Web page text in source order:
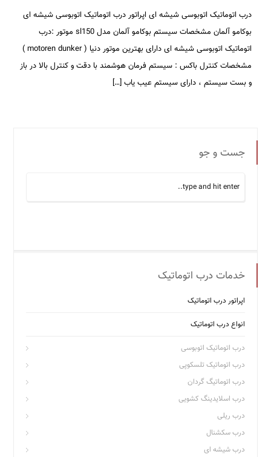
درب اتوماتیک اتوبوسی شیشه ای اپراتور درب اتوماتیک اتوبوسی شیشه ای
بوکامو آلمان مشخصات سیستم بوکامو آلمان مدل sl150 موتور :درب
اتوماتیک اتوبوسی شیشه ای دارای بهترین موتور دنیا ( motoren dunker )
مشخصات کنترل باکس : سیستم فرمان هوشمند با دقت و کنترل بالا در باز
و بست سیستم ، دارای سیستم عیب یاب […]
جست و جو
خدمات درب اتوماتیک
اپراتور درب اتوماتیک
انواع درب اتوماتیک
درب اتوماتیک اتوبوسی
درب اتوماتیک تلسکوپی
درب اتوماتیگ گردان
درب اسلایدینگ کشویی
درب ریلی
درب سکشنال
درب شیشه ای